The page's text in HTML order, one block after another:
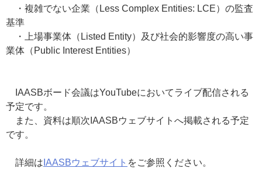
・複雑でない企業（Less Complex Entities: LCE）の監査
基準
・上場事業体（Listed Entity）及び社会的影響度の高い事
業体（Public Interest Entities）
IAASBボード会議はYouTubeにおいてライブ配信される
予定です。
また、資料は順次IAASBウェブサイトへ掲載される予定
です。
詳細は IAASBウェブサイト をご参照ください。